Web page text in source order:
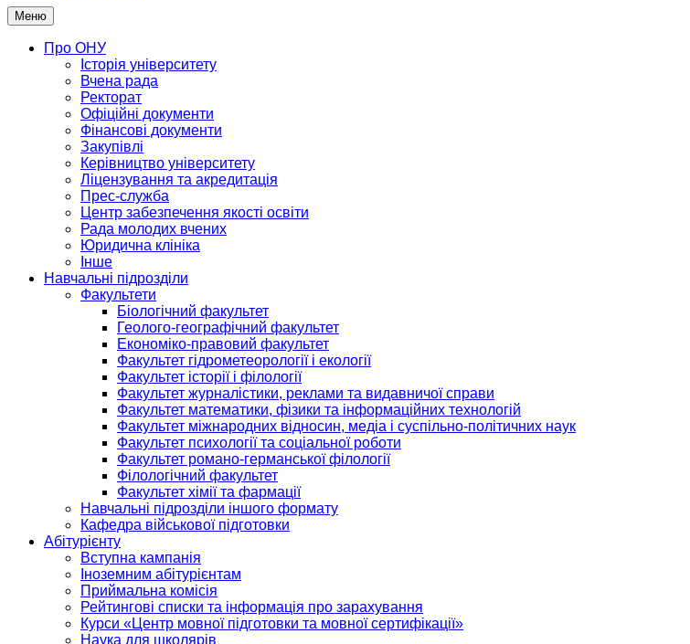
Меню
Про ОНУ
Історія університету
Вчена рада
Ректорат
Офіційні документи
Фінансові документи
Закупівлі
Керівництво університету
Ліцензування та акредитація
Прес-служба
Центр забезпечення якості освіти
Рада молодих вчених
Юридична клініка
Інше
Навчальні підрозділи
Факультети
Біологічний факультет
Геолого-географічний факультет
Економіко-правовий факультет
Факультет гідрометеорології і екології
Факультет історії і філології
Факультет журналістики, реклами та видавничої справи
Факультет математики, фізики та інформаційних технологій
Факультет міжнародних відносин, медіа і суспільно-політичних наук
Факультет психології та соціальної роботи
Факультет романо-германської філології
Філологічний факультет
Факультет хімії та фармації
Навчальні підрозділи іншого формату
Кафедра військової підготовки
Абітурієнту
Вступна кампанія
Іноземним абітурієнтам
Приймальна комісія
Рейтингові списки та інформація про зарахування
Курси «Центр мовної підготовки та мовної сертифікації»
Наука для школярів